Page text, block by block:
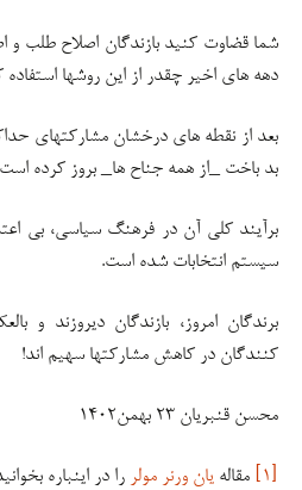
شما قضاوت کنید بازندگان اصلاح طلب و
دهه های اخیر چقدر از این روشها استفاده
بعد از نقطه های درخشان مشارکتهای
بد باخت _از همه جناح ها_ بروز کرده
برآیند کلی آن در فرهنگ سیاسی، بی
سیستم انتخابات شده است.
برندگان امروز، بازندگان دیروزند و
کنندگان در کاهش مشارکتها سهیم اند!
محسن قنبریان ۲۳ بهمن۱۴۰۲
[۱] مقاله یان ورنر مولر را در اینباره